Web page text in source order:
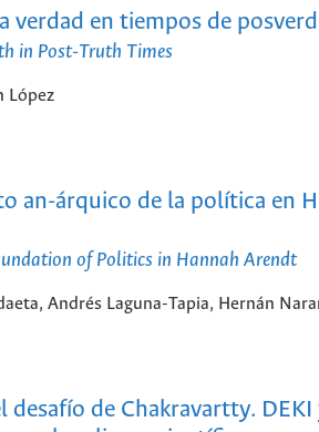
verdad en tiempos de
in Post-Truth Times
López
an-árquico de la política en
of Politics in Hannah Arendt
Andrés Laguna-Tapia, Hernán
desafío de Chakravartty. DEKI